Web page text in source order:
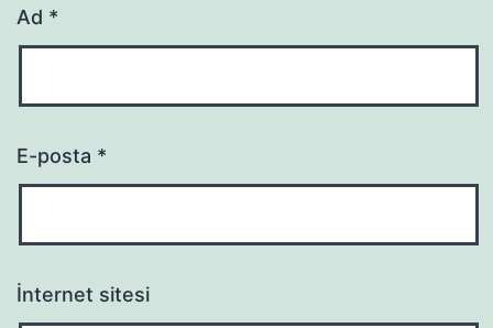
Ad *
E-posta *
İnternet sitesi